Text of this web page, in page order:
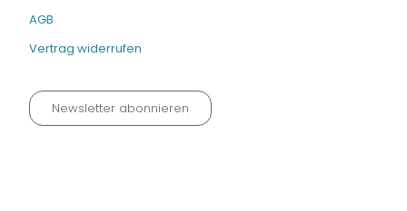
AGB
Vertrag widerrufen
Newsletter abonnieren